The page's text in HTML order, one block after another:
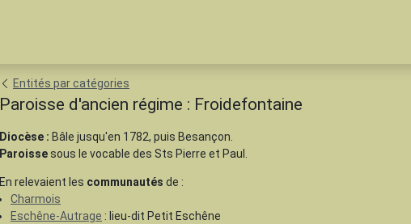
Entités par catégories
Paroisse d'ancien régime : Froidefontaine
Diocèse : Bâle jusqu'en 1782, puis Besançon.
Paroissesous le vocable des Sts Pierre et Paul.
En relevaient les communautés de :
Charmois
Eschêne-Autrage : lieu-dit Petit Eschêne